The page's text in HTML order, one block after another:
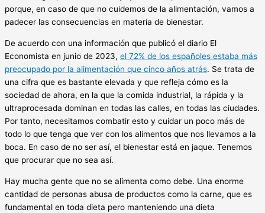
porque, en caso de que no cuidemos de la alimentación, vamos a
padecer las consecuencias en materia de bienestar.
De acuerdo con una información que publicó el diario El
Economista en junio de 2023, el 72% de los españoles estaba más
preocupado por la alimentación que cinco años atrás. Se trata de
una cifra que es bastante elevada y que refleja cómo es la
sociedad de ahora, en la que la comida industrial, la rápida y la
ultraprocesada dominan en todas las calles, en todas las ciudades.
Por tanto, necesitamos combatir esto y cuidar un poco más de
todo lo que tenga que ver con los alimentos que nos llevamos a la
boca. En caso de no ser así, el bienestar está en jaque. Tenemos
que procurar que no sea así.
Hay mucha gente que no se alimenta como debe. Una enorme
cantidad de personas abusa de productos como la carne, que es
fundamental en toda dieta pero manteniendo una dieta